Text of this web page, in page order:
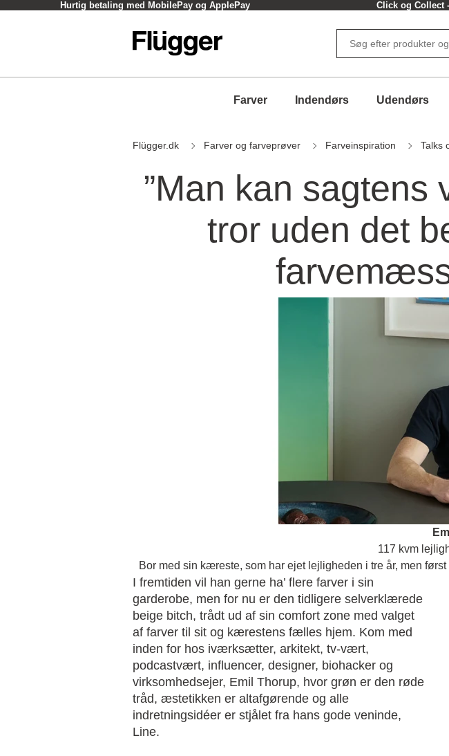
Click og Collect - oftest inden for en time 30
Farver Indendørs Udendørs
Flügger.dk Farver og farveprøver Farveinspiration Talks
”Man kan
tror uden det
117 kvm
Bor med sin kæreste, som har ejet lejligheden i tre år, men
I fremtiden vil han gerne ha’ flere farver i sin
garderobe, men for nu er den tidligere selverklærede
beige bitch, trådt ud af sin comfort zone med valget
af farver til sit og kærestens fælles hjem. Kom med
inden for hos iværksætter, arkitekt, tv-vært,
podcastvært, influencer, designer, biohacker og
virksomhedsejer, Emil Thorup, hvor grøn er den røde
tråd, æstetikken er altafgørende og alle
indretningsidéer er stjålet fra hans gode veninde,
Line.